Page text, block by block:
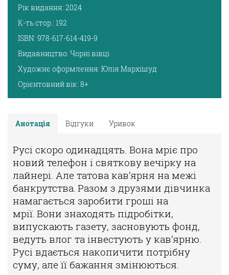
Рік видання: 2024
К-ть стор.: 192
ISBN: 978-617-614-419-9
Видавництво: Чорні вівці
Художнє оформлення: Юлія Мархішуд
Орієнтовний вік: 8+
Анотація Відгуки Уривок
Русі скоро одинадцять. Вона мріє про
новий телефон і святкову вечірку на
лайнері. Але татова кав’ярня на межі
банкрутства. Разом з друзями дівчинка
намагається заробити гроші на
мрії. Вони знаходять підробітки,
випускають газету, засновують фонд,
ведуть влог та інвестують у кав’ярню.
Русі вдається накопичити потрібну
суму, але її бажання змінюються.